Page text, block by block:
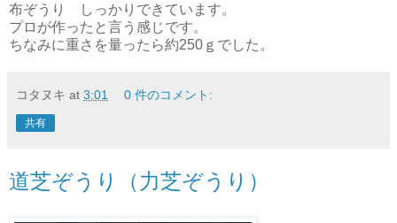
布ぞうり しっかりできています。
プロが作ったと言う感じです。
ちなみに重さを量ったら約250ｇでした。
コタヌキ at 3:01 0 件のコメント:
共有
道芝ぞうり（力芝ぞうり）